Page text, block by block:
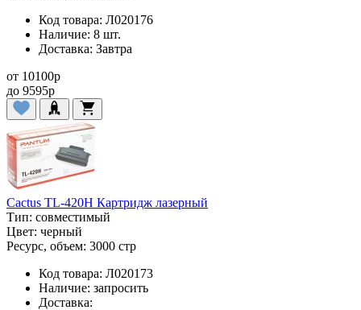
Код товара: Л020176
Наличие: 8 шт.
Доставка: Завтра
от 10100p
до 9595p
Cactus TL-420H Картридж лазерный
Тип: совместимый
Цвет: черный
Ресурс, объем: 3000 стр
Код товара: Л020173
Наличие: запросить
Доставка: